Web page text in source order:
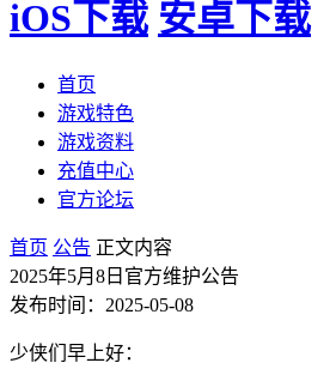
iOS下载 安卓下载
首页
游戏特色
游戏资料
充值中心
官方论坛
首页 公告 正文内容
2025年5月8日官方维护公告
发布时间：2025-05-08
少侠们早上好：